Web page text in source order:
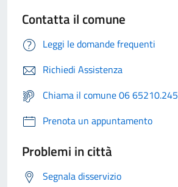
Contatta il comune
Leggi le domande frequenti
Richiedi Assistenza
Chiama il comune 06 65210.245
Prenota un appuntamento
Problemi in città
Segnala disservizio